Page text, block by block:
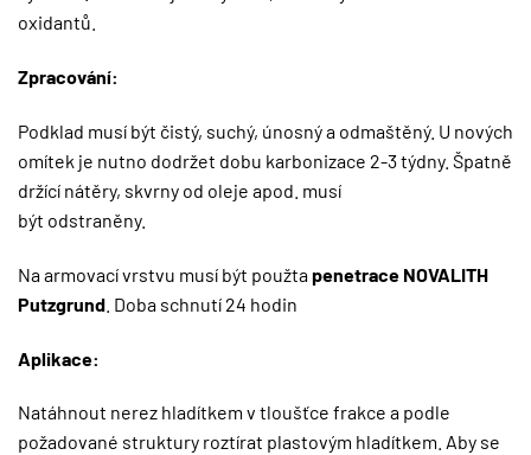
oxidantů.
Zpracování:
Podklad musí být čistý, suchý, únosný a odmaštěný. U nových
omítek je nutno dodržet dobu karbonizace 2-3 týdny. Špatně
držící nátěry, skvrny od oleje apod. musí
být odstraněny.
Na armovací vrstvu musí být použtapenetrace NOVALITH
Putzgrund . Doba schnutí 24 hodin
Aplikace:
Natáhnout nerez hladítkem v tloušťce frakce a podle
požadované struktury roztírat plastovým hladítkem. Aby se